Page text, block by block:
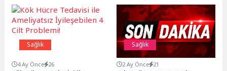
Sağlık
4 Ay Önce 26
Sağlık
2 Ay Önce 21